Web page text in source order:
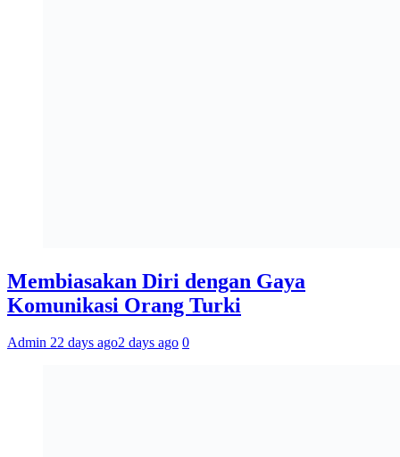
Membiasakan Diri dengan Gaya
Komunikasi Orang Turki
Admin 22 days ago2 days ago 0